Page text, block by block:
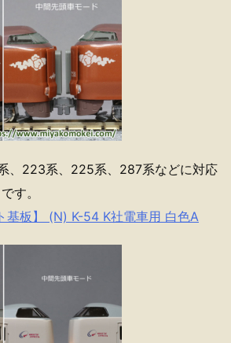
、223系、225系、287系などに対応
す。
基板】 (N) K-54 K社電車用 白色A